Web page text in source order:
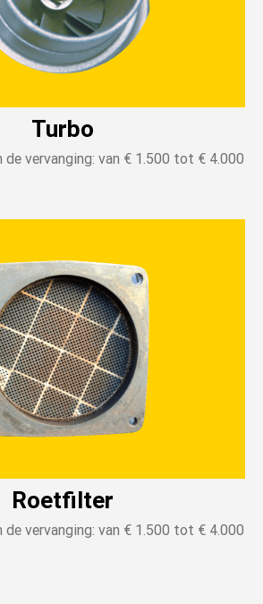
Turbo
vervanging: van € 1.500 tot € 4.000
Roetfilter
vervanging: van € 1.500 tot € 4.000